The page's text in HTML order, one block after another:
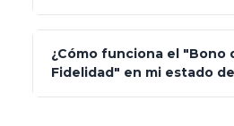
¿Cómo funciona el "Bono
Fidelidad" en mi estado